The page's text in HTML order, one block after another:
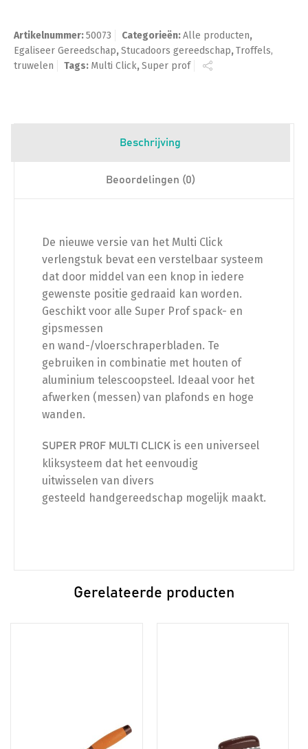
Artikelnummer:50073 Categorieën:Alle producten,
Egaliseer Gereedschap,Stucadoors gereedschap,Troffels,
truwelen
Tags: Multi Click,Super prof
Beschrijving
Beoordelingen (0)
De nieuwe versie van het Multi Click
verlengstuk bevat een verstelbaar systeem
dat door middel van een knop in iedere
gewenste positie gedraaid kan worden.
Geschikt voor alle Super Prof spack- en
gipsmessen
en wand-/vloerschraperbladen. Te
gebruiken in combinatie met houten of
aluminium telescoopsteel. Ideaal voor het
afwerken (messen) van plafonds en hoge
wanden.
SUPER PROF MULTI CLICK is een universeel
kliksysteem dat het eenvoudig
uitwisselen van divers
gesteeld handgereedschap mogelijk maakt.
Gerelateerde producten